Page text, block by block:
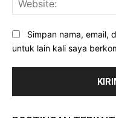
Simpan nama, email,
untuk lain kali saya